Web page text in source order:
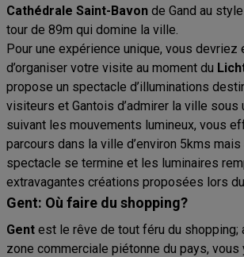
Cathédrale Saint-Bavon de Gand au
tour de 89m qui domine la ville.
Pour une expérience unique, vous devriez
d’organiser votre visite au moment du
propose un spectacle d’illuminations
visiteurs et Gantois d’admirer la ville sous
suivant les mouvements lumineux, vous
parcours dans la ville d’environ 5kms mais
spectacle se termine et les luminaires
extravagantes créations proposées lors
Gent: Où faire du shopping?
Gent est le rêve de tout féru du shopping;
zone commerciale piétonne du pays,